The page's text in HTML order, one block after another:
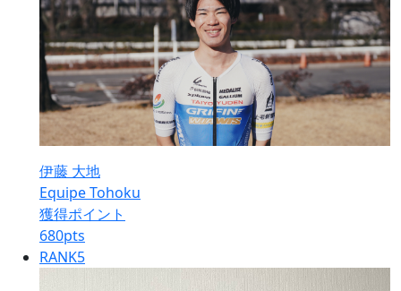
伊藤 大地
Equipe Tohoku
獲得ポイント
680pts
RANK5